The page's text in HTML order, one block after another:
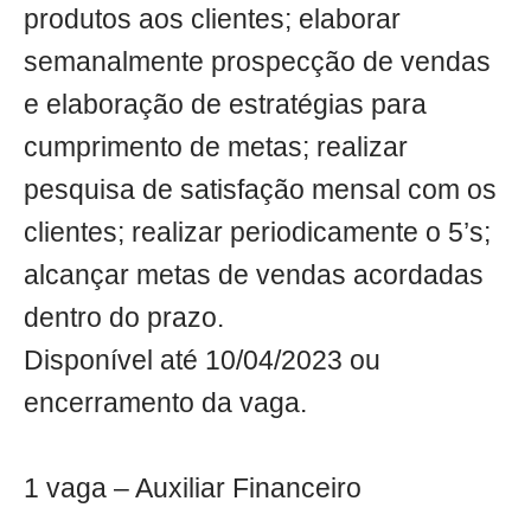
produtos aos clientes; elaborar
semanalmente prospecção de vendas
e elaboração de estratégias para
cumprimento de metas; realizar
pesquisa de satisfação mensal com os
clientes; realizar periodicamente o 5’s;
alcançar metas de vendas acordadas
dentro do prazo.
Disponível até 10/04/2023 ou
encerramento da vaga.
1 vaga – Auxiliar Financeiro